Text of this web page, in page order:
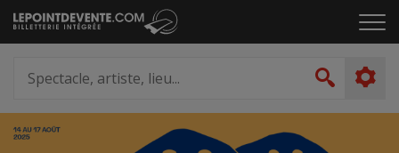
Passer
au
le
artiste,
lieu...